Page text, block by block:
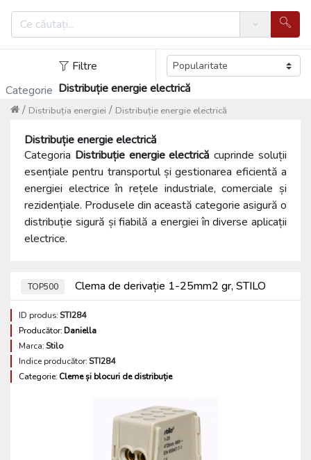
Search
Filtre
Categorie Distribuție energie electrică
Distribuție energie electrică
/
Distribuția energiei
/
Distribuție energie electrică
Categoria Distribuție energie electrică cuprinde soluții
esențiale pentru transportul și gestionarea eficientă a
energiei electrice în rețele industriale, comerciale și
rezidențiale. Produsele din această categorie asigură o
distribuție sigură și fiabilă a energiei în diverse aplicații
electrice.
TOP500 Clema de derivație 1-25mm2 gr, STILO
ID produs:STI284
Producător:Daniella
Marca:Stilo
Indice producător:STI284
Categorie: Cleme și blocuri de distribuție